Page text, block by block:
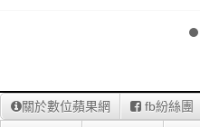
關於數位蘋果網 fb紛絲團